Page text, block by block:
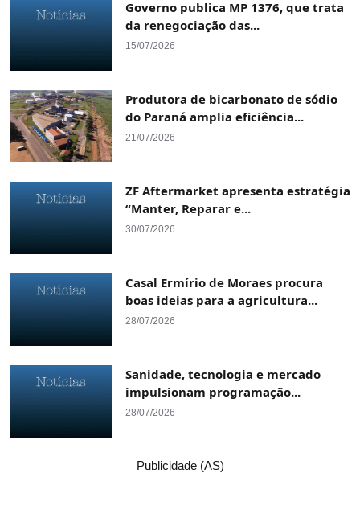
Governo publica MP 1376, que trata
da renegociação das...
15/07/2026
Produtora de bicarbonato de sódio
do Paraná amplia eficiência...
21/07/2026
ZF Aftermarket apresenta estratégia
“Manter, Reparar e...
30/07/2026
Casal Ermírio de Moraes procura
boas ideias para a agricultura...
28/07/2026
Sanidade, tecnologia e mercado
impulsionam programação...
28/07/2026
Publicidade (AS)